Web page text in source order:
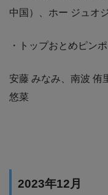
中国）、ホー ジュオ
・トップおとめピン
安藤 みなみ、南波 侑
悠菜
2023年12月